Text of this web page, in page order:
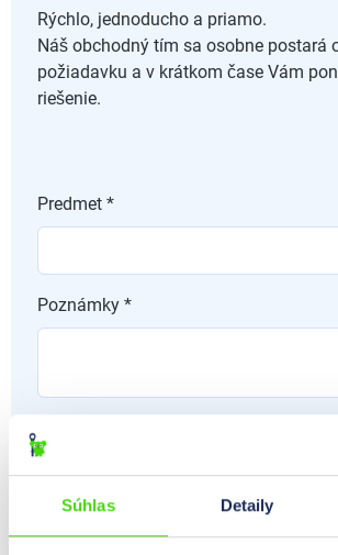
Súhlas Detaily
Rýchlo, jednoducho a priamo.
Náš obchodný tím sa osobne postará
požiadavku a v krátkom čase Vám
riešenie.
Predmet *
Poznámky *